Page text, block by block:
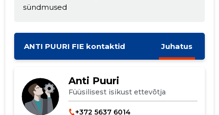
sündmused
ANTI PUURI FIE kontaktid Juhatus
Anti Puuri
Füüsilisest isikust ettevõtja
+372 5637 6014